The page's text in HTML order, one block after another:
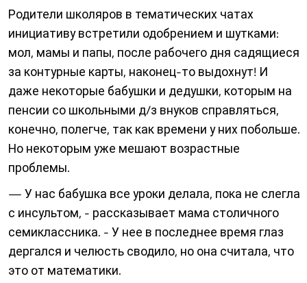
Родители школяров в тематических чатах
инициативу встретили одобрением и шутками:
мол, мамы и папы, после рабочего дня садящиеся
за контурные карты, наконец-то выдохнут! И
даже некоторые бабушки и дедушки, которым на
пенсии со школьными д/з внуков справляться,
конечно, полегче, так как времени у них побольше.
Но некоторым уже мешают возрастные
проблемы.
— У нас бабушка все уроки делала, пока не слегла
с инсультом, - рассказывает мама столичного
семиклассника. - У нее в последнее время глаз
дергался и челюсть сводило, но она считала, что
это от математики.